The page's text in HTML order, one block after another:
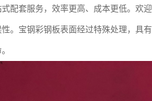
配套服务，效率更高、成本更低。欢迎
。宝钢彩钢板表面经过特殊处理，具